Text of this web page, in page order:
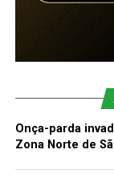
Onça-parda
Zona Norte de